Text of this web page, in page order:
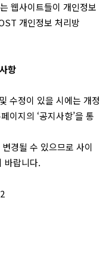
웹사이트들이 개인정보
개인정보 처리방
항
수정이 있을 시에는 개정
이지의 ‘공지사항’을 통
경될 수 있으므로 사이
바랍니다.